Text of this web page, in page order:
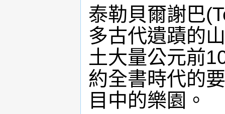
泰勒貝爾謝巴
多古代遺蹟的
土大量公元前
約全書時代的
目中的樂園。